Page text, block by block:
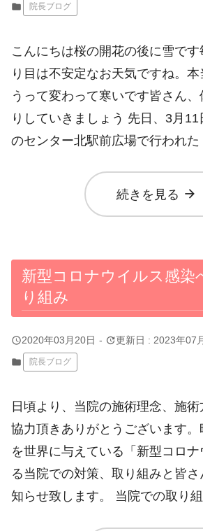
folder 院長ブログ
こんにちは桜の開花の後に雪で
り目は不安定なお天気ですね。
うって変わって寒いです皆さん
りしていきましょう 先日、3月
のセンター北駅前広場で行われ
続きを見る arrow_forward
新型コロナウイルス感染
り組み
query_builder2020年03月20日 - update更新日 : 2023年07
folder 院長ブログ
日頃より、当院の施術理念、施
協力頂きありがとうございます
を世界に与えている「新型コロ
る当院での対策、取り組みと皆
知らせ致します。 当院での取り